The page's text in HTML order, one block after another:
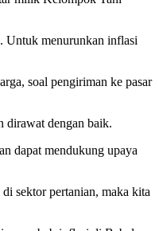
Untuk menurunkan inflasi
soal pengiriman ke pasar
dirawat dengan baik.
dapat mendukung upaya
sektor pertanian, maka kita